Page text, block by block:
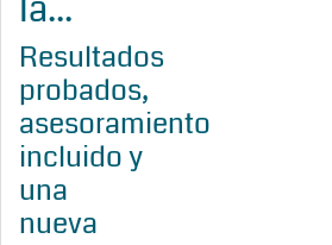
Resultados
probados,
asesoramiento
incluido y
una
nueva